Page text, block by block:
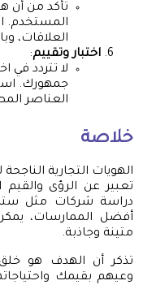
تأكد من أن
المستخدم.
العلاقات،
اختبار وتقييم:
لا تتردد في
جمهورك.
العناصر
خلاصة
الهويات التجارية
تعبير عن الرؤى
دراسة شركات مثل
أفضل الممارسات،
متينة وجاذبة.
تذكر أن الهدف هو خلق
وعيهم بقيمك